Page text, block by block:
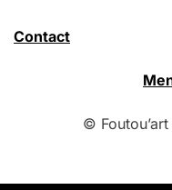
Contact
©